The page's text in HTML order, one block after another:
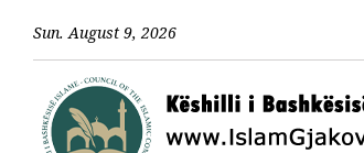
Sun. August 9, 2026